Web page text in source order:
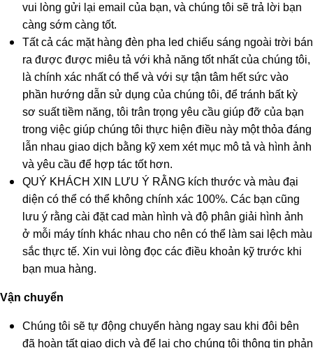
vui lòng gửi lại email của bạn, và chúng tôi sẽ trả lời bạn
càng sớm càng tốt.
Tất cả các mặt hàng đèn pha led chiếu sáng ngoài trời bán
ra được được miêu tả với khả năng tốt nhất của chúng tôi,
là chính xác nhất có thể và với sự tận tâm hết sức vào
phần hướng dẫn sử dụng của chúng tôi, để tránh bất kỳ
sơ suất tiềm năng, tôi trân trọng yêu cầu giúp đỡ của bạn
trong việc giúp chúng tôi thực hiện điều này một thỏa đáng
lẫn nhau giao dịch bằng kỹ xem xét mục mô tả và hình ảnh
và yêu cầu để hợp tác tốt hơn.
QUÝ KHÁCH XIN LƯU Ý RẰNG kích thước và màu đại
diện có thể có thể không chính xác 100%. Các bạn cũng
lưu ý rằng cài đặt cad màn hình và độ phân giải hình ảnh
ở mỗi máy tính khác nhau cho nên có thể làm sai lệch màu
sắc thực tế. Xin vui lòng đọc các điều khoản kỹ trước khi
bạn mua hàng.
Vận chuyển
Chúng tôi sẽ tự động chuyển hàng ngay sau khi đôi bên
đã hoàn tất giao dịch và để lại cho chúng tôi thông tin phản